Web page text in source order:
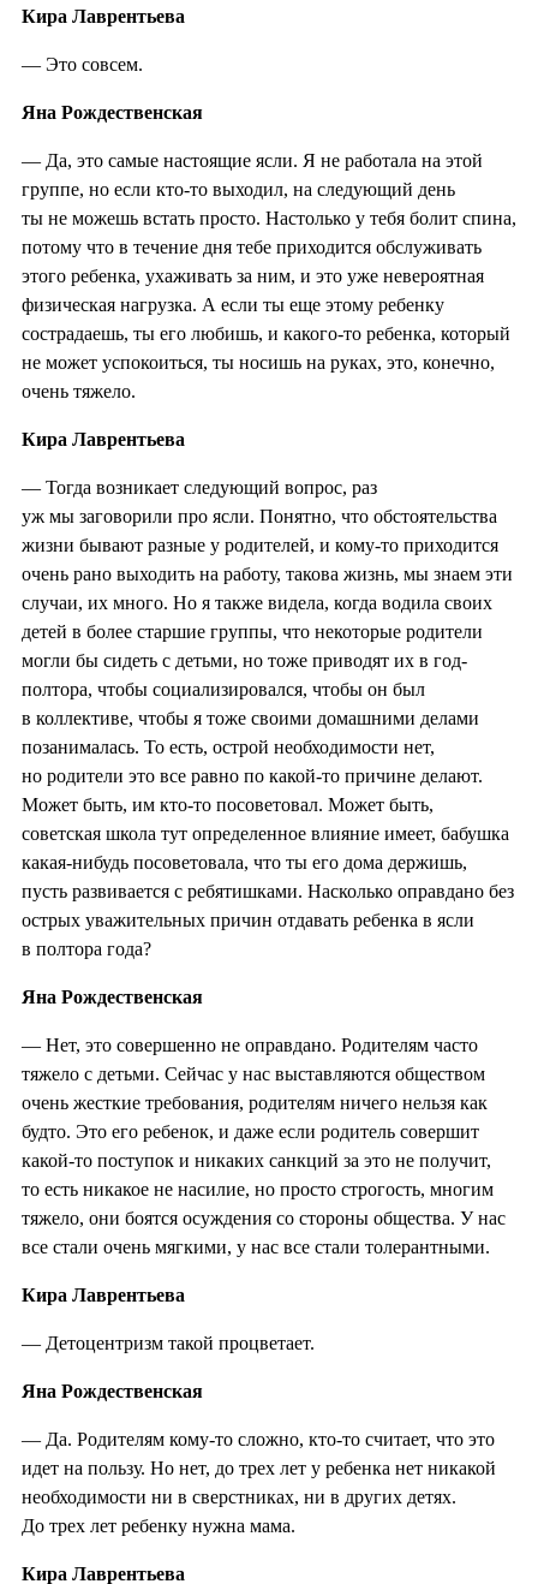
Кира Лаврентьева
— Это совсем.
Яна Рождественская
— Да, это самые настоящие ясли. Я не работала на этой
группе, но если кто-то выходил, на следующий день
ты не можешь встать просто. Настолько у тебя болит спина,
потому что в течение дня тебе приходится обслуживать
этого ребенка, ухаживать за ним, и это уже невероятная
физическая нагрузка. А если ты еще этому ребенку
сострадаешь, ты его любишь, и какого-то ребенка, который
не может успокоиться, ты носишь на руках, это, конечно,
очень тяжело.
Кира Лаврентьева
— Тогда возникает следующий вопрос, раз
уж мы заговорили про ясли. Понятно, что обстоятельства
жизни бывают разные у родителей, и кому-то приходится
очень рано выходить на работу, такова жизнь, мы знаем эти
случаи, их много. Но я также видела, когда водила своих
детей в более старшие группы, что некоторые родители
могли бы сидеть с детьми, но тоже приводят их в год-
полтора, чтобы социализировался, чтобы он был
в коллективе, чтобы я тоже своими домашними делами
позанималась. То есть, острой необходимости нет,
но родители это все равно по какой-то причине делают.
Может быть, им кто-то посоветовал. Может быть,
советская школа тут определенное влияние имеет, бабушка
какая-нибудь посоветовала, что ты его дома держишь,
пусть развивается с ребятишками. Насколько оправдано без
острых уважительных причин отдавать ребенка в ясли
в полтора года?
Яна Рождественская
— Нет, это совершенно не оправдано. Родителям часто
тяжело с детьми. Сейчас у нас выставляются обществом
очень жесткие требования, родителям ничего нельзя как
будто. Это его ребенок, и даже если родитель совершит
какой-то поступок и никаких санкций за это не получит,
то есть никакое не насилие, но просто строгость, многим
тяжело, они боятся осуждения со стороны общества. У нас
все стали очень мягкими, у нас все стали толерантными.
Кира Лаврентьева
— Детоцентризм такой процветает.
Яна Рождественская
— Да. Родителям кому-то сложно, кто-то считает, что это
идет на пользу. Но нет, до трех лет у ребенка нет никакой
необходимости ни в сверстниках, ни в других детях.
До трех лет ребенку нужна мама.
Кира Лаврентьева